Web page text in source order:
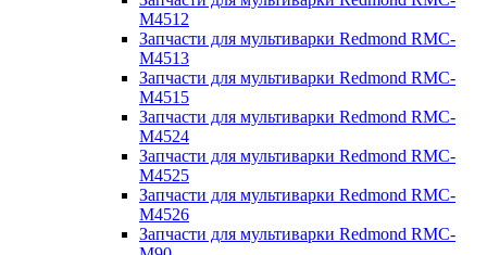
M4512
Запчасти для мультиварки Redmond RMC-
M4513
Запчасти для мультиварки Redmond RMC-
M4515
Запчасти для мультиварки Redmond RMC-
M4524
Запчасти для мультиварки Redmond RMC-
M4525
Запчасти для мультиварки Redmond RMC-
M4526
Запчасти для мультиварки Redmond RMC-